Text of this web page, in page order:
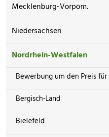
Mecklenburg-Vorpom.
Niedersachsen
Nordrhein-Westfalen
Bewerbung um den Preis
Bergisch-Land
Bielefeld